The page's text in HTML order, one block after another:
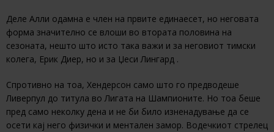
Деле Алли одамна е член на првите единаесет, но неговата
форма значително се влоши во втората половина на
сезоната, нешто што исто така важи и за неговиот тимски
колега, Ерик Диер, но и за Џеси Лингард .
Спротивно на тоа, Хендерсон само што го предводеше
Ливерпул до титула во Лигата на Шампионите. Но тоа беше
пред само неколку дена и не би било изненадување да се
осети кај него физички и ментален замор. Водечкиот стрелец